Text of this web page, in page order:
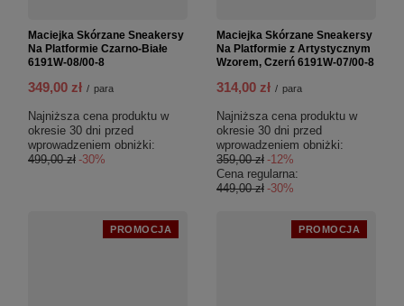
Maciejka Skórzane Sneakersy
Na Platformie Czarno-Białe
6191W-08/00-8
349,00 zł / para
Najniższa cena produktu w
okresie 30 dni przed
wprowadzeniem obniżki:
499,00 zł -30%
Maciejka Skórzane Sneakersy
Na Platformie z Artystycznym
Wzorem, Czerń 6191W-07/00-8
314,00 zł / para
Najniższa cena produktu w
okresie 30 dni przed
wprowadzeniem obniżki:
359,00 zł -12%
Cena regularna:
449,00 zł -30%
PROMOCJA PROMOCJA